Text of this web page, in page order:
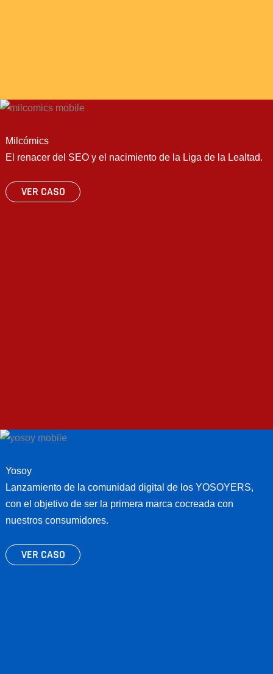
Milcómics
El renacer del SEO y el nacimiento de la Liga de la Lealtad.
VER CASO
Yosoy
Lanzamiento de la comunidad digital de los YOSOYERS,
con el objetivo de ser la primera marca cocreada con
nuestros consumidores.
VER CASO